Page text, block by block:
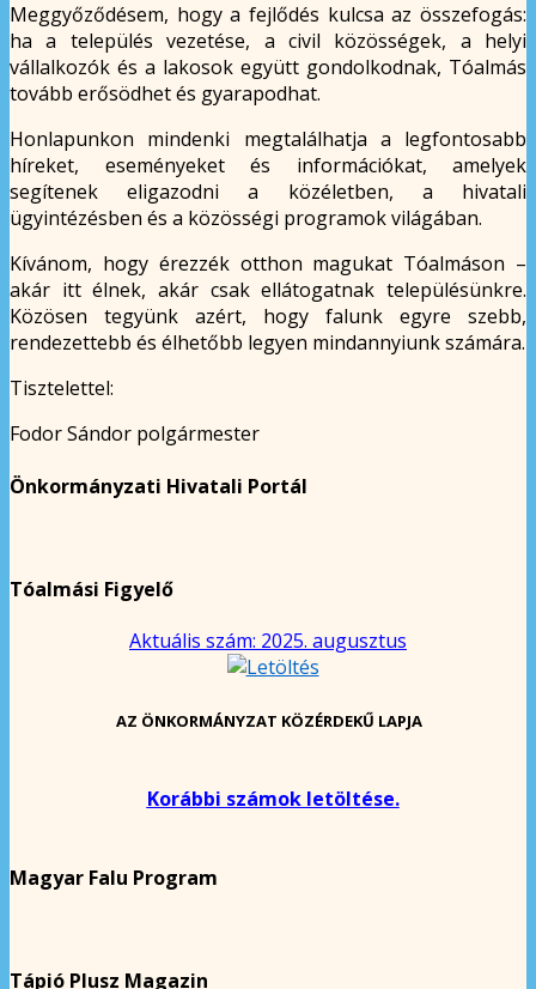
Meggyőződésem, hogy a fejlődés kulcsa az összefogás:
ha a település vezetése, a civil közösségek, a helyi
vállalkozók és a lakosok együtt gondolkodnak, Tóalmás
tovább erősödhet és gyarapodhat.
Honlapunkon mindenki megtalálhatja a legfontosabb
híreket, eseményeket és információkat, amelyek
segítenek eligazodni a közéletben, a hivatali
ügyintézésben és a közösségi programok világában.
Kívánom, hogy érezzék otthon magukat Tóalmáson –
akár itt élnek, akár csak ellátogatnak településünkre.
Közösen tegyünk azért, hogy falunk egyre szebb,
rendezettebb és élhetőbb legyen mindannyiunk számára.
Tisztelettel:
Fodor Sándor polgármester
Önkormányzati Hivatali Portál
Tóalmási Figyelő
Aktuális szám: 2025. augusztus
AZ ÖNKORMÁNYZAT KÖZÉRDEKŰ LAPJA
Korábbi számok letöltése.
Magyar Falu Program
Tápió Plusz Magazin